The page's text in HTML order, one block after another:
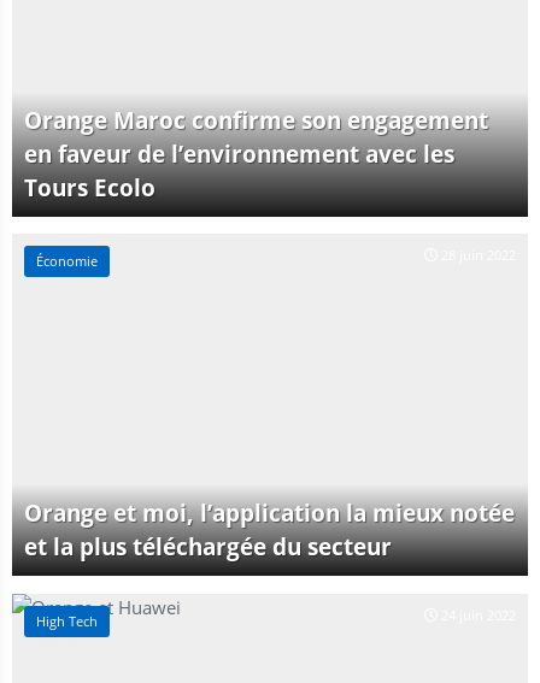
Orange Maroc confirme son engagement
en faveur de l’environnement avec les
Tours Ecolo
Économie
Orange et moi, l’application la mieux notée
et la plus téléchargée du secteur
High Tech